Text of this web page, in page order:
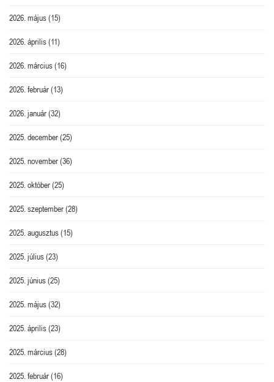
2026. május(15)
2026. április(11)
2026. március(16)
2026. február(13)
2026. január(32)
2025. december(25)
2025. november(36)
2025. október(25)
2025. szeptember(28)
2025. augusztus(15)
2025. július(23)
2025. június(25)
2025. május(32)
2025. április(23)
2025. március(28)
2025. február(16)